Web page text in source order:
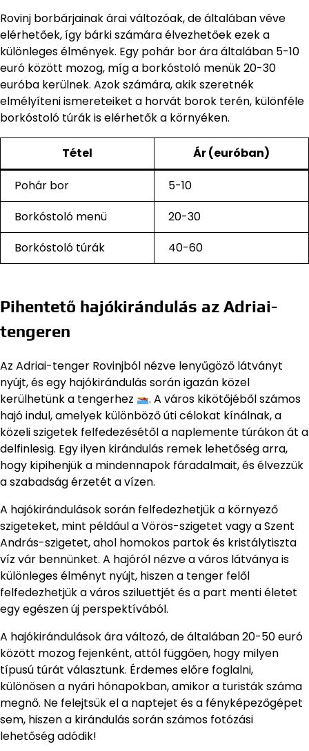
Rovinj borbárjainak árai változóak, de általában véve
elérhetőek, így bárki számára élvezhetőek ezek a
különleges élmények. Egy pohár bor ára általában 5-10
euró között mozog, míg a borkóstoló menük 20-30
euróba kerülnek. Azok számára, akik szeretnék
elmélyíteni ismereteiket a horvát borok terén, különféle
borkóstoló túrák is elérhetők a környéken.
Tétel Ár (euróban)
Pohár bor
5-10
Borkóstoló menü
20-30
Borkóstoló túrák
40-60
Pihentető hajókirándulás az Adriai-
tengeren
Az Adriai-tenger Rovinjból nézve lenyűgöző látványt
nyújt, és egy hajókirándulás során igazán közel
kerülhetünk a tengerhez
. A város kikötőjéből számos
hajó indul, amelyek különböző úti célokat kínálnak, a
közeli szigetek felfedezésétől a naplemente túrákon át a
delfinlesig. Egy ilyen kirándulás remek lehetőség arra,
hogy kipihenjük a mindennapok fáradalmait, és élvezzük
a szabadság érzetét a vízen.
A hajókirándulások során felfedezhetjük a környező
szigeteket, mint például a Vörös-szigetet vagy a Szent
András-szigetet, ahol homokos partok és kristálytiszta
víz vár bennünket. A hajóról nézve a város látványa is
különleges élményt nyújt, hiszen a tenger felől
felfedezhetjük a város sziluettjét és a part menti életet
egy egészen új perspektívából.
A hajókirándulások ára változó, de általában 20-50 euró
között mozog fejenként, attól függően, hogy milyen
típusú túrát választunk. Érdemes előre foglalni,
különösen a nyári hónapokban, amikor a turisták száma
megnő. Ne felejtsük el a naptejet és a fényképezőgépet
sem, hiszen a kirándulás során számos fotózási
lehetőség adódik!